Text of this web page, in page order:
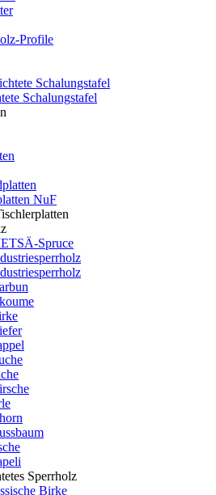
Profile
Schalungstafel
Schalungstafel
NuF
Spruce
Sperrholz
Birke